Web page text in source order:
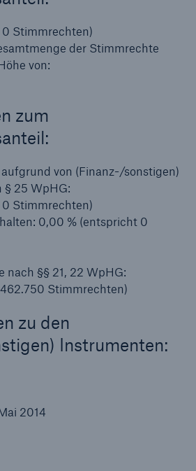
Stimmrechten)
der Stimmrechte
von:
zum
von (Finanz-/sonstigen)
25 WpHG:
Stimmrechten)
0,00 % (entspricht 0
nach §§ 21, 22 WpHG:
Stimmrechten)
zu den
Instrumenten:
2014